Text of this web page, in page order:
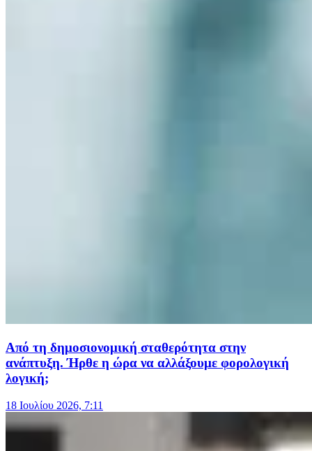
Από τη δημοσιονομική σταθερότητα στην
ανάπτυξη. Ήρθε η ώρα να αλλάξουμε φορολογική
λογική;
18 Ιουλίου 2026, 7:11